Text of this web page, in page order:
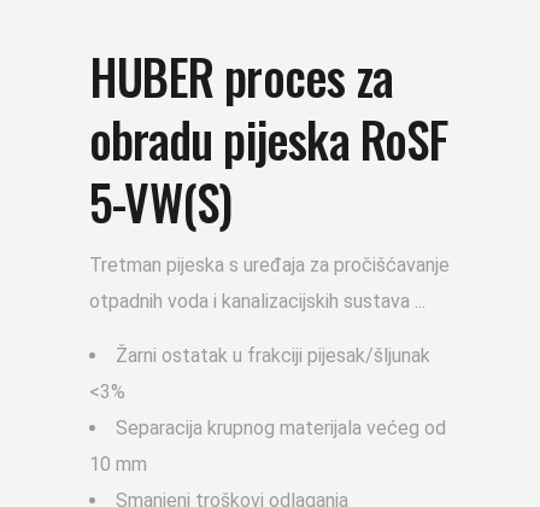
HUBER proces za
obradu pijeska RoSF
5-VW(S)
Tretman pijeska s uređaja za pročišćavanje
otpadnih voda i kanalizacijskih sustava
Žarni ostatak u frakciji pijesak/šljunak
<3%
Separacija krupnog materijala većeg od
10 mm
Smanjeni troškovi odlaganja